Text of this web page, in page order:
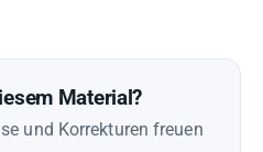
Material?
und Korrekturen freuen